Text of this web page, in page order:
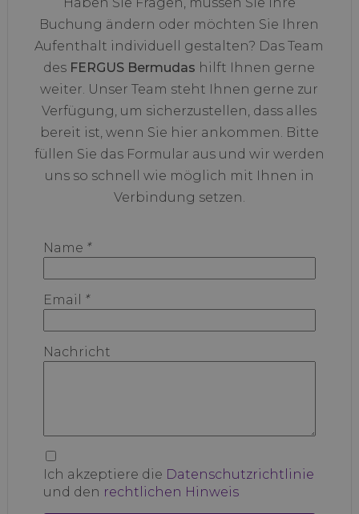
Buchung ändern oder möchten Sie Ihren
Aufenthalt individuell gestalten? Das Team
des FERGUS Bermudas hilft Ihnen gerne
weiter. Unser Team steht Ihnen gerne zur
Verfügung, um sicherzustellen, dass alles
bereit ist, wenn Sie hier ankommen. Bitte
füllen Sie das Formular aus und wir werden
uns so schnell wie möglich mit Ihnen in
Verbindung setzen.
Name *
Email *
Nachricht
Ich akzeptiere die Datenschutzrichtlinie
und den rechtlichen Hinweis